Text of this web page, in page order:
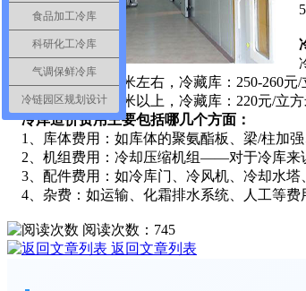
冷库在1000立方米左右，冷藏库：250-260元/
冷库在1000立方米以上，冷藏库：220元/立
冷库造价费用主要包括哪几个方面：
1、库体费用：如库体的聚氨酯板、梁/柱加
2、机组费用：冷却压缩机组——对于冷库来
3、配件费用：如冷库门、冷风机、冷却水塔
4、杂费：如运输、化霜排水系统、人工等费
阅读次数： 745
返回文章列表
食品加工冷库
科研化工冷库
气调保鲜冷库
冷链园区规划设计